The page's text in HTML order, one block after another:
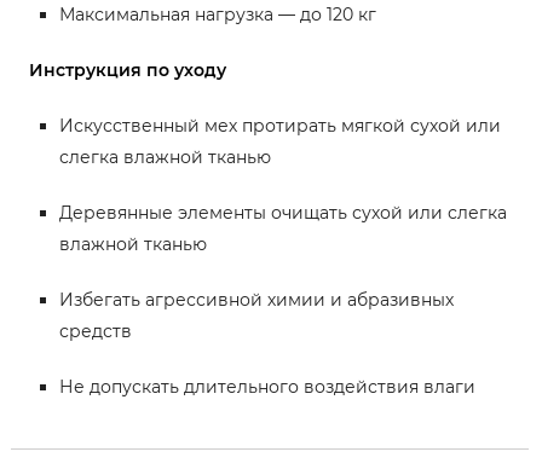
Максимальная нагрузка — до 120 кг
Инструкция по уходу
Искусственный мех протирать мягкой сухой или
слегка влажной тканью
Деревянные элементы очищать сухой или слегка
влажной тканью
Избегать агрессивной химии и абразивных
средств
Не допускать длительного воздействия влаги